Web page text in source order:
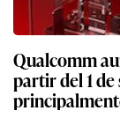
Qualcomm
partir del 1